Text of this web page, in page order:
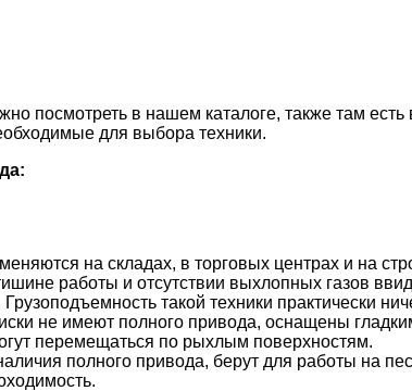
посмотреть в нашем каталоге, также там есть
для выбора техники.
на складах, в торговых центрах и на
работы и отсутствии выхлопных газов
такой техники практически
не имеют полного привода, оснащены
перемещаться по рыхлым поверхностям.
полного привода, берут для работы на